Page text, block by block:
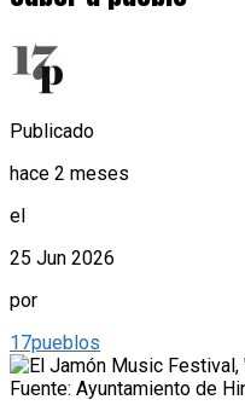
Publicado
hace 2 meses
el
25 Jun 2026
por
17pueblos
Fuente: Ayuntamiento de